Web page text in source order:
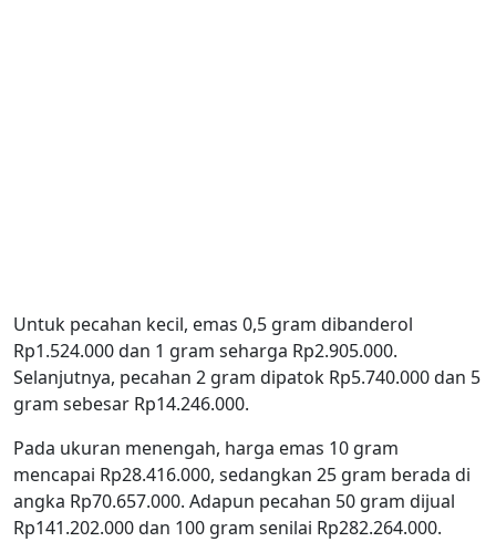
Untuk pecahan kecil, emas 0,5 gram dibanderol
Rp1.524.000 dan 1 gram seharga Rp2.905.000.
Selanjutnya, pecahan 2 gram dipatok Rp5.740.000 dan 5
gram sebesar Rp14.246.000.
Pada ukuran menengah, harga emas 10 gram
mencapai Rp28.416.000, sedangkan 25 gram berada di
angka Rp70.657.000. Adapun pecahan 50 gram dijual
Rp141.202.000 dan 100 gram senilai Rp282.264.000.